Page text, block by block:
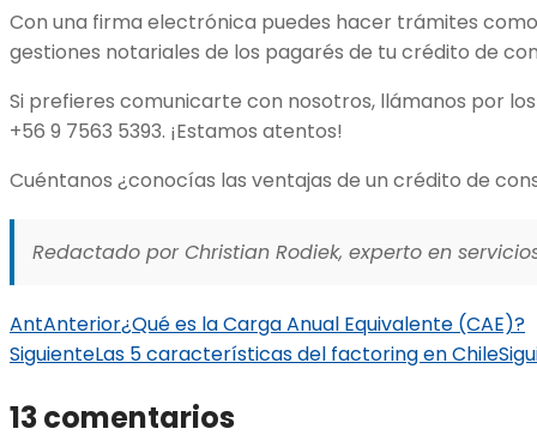
Con una firma electrónica puedes hacer trámites
gestiones notariales de los pagarés de tu crédito de
Si prefieres comunicarte con nosotros, llámanos por
+56 9 7563 5393. ¡Estamos atentos!
Cuéntanos ¿conocías las ventajas de un crédito de
Redactado por Christian Rodiek, experto en
AntAnterior¿Qué es la Carga Anual Equivalente (CAE)?
SiguienteLas 5 características del factoring en Chile
13 comentarios